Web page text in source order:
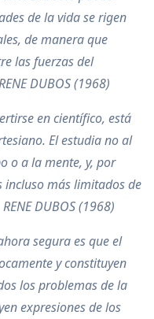
de la vida se rigen
de manera que
las fuerzas del
DUBOS (1968)
en científico, está
El estudia no al
o a la mente, y, por
incluso más limitados de
DUBOS (1968)
segura es que el
y constituyen
los problemas de la
expresiones de los